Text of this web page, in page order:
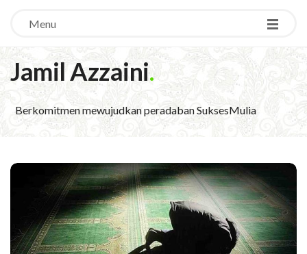
Menu
Jamil Azzaini.
Berkomitmen mewujudkan peradaban SuksesMulia